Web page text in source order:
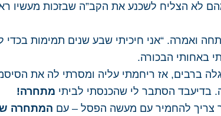
הצליח לשכנע את הקב”ה שבזכות מעשיו
ואמרה. “אני חיכיתי שבע שנים תמימות בכדי
באחותי הבכורה.
ברבים, אז ריחמתי עליה ומסרתי לה את
בדיעבד הסתבר לי שהכנסתי לביתי מתחרה!
צריך להחמיר עם מעשה הפסל – עם המתחרה